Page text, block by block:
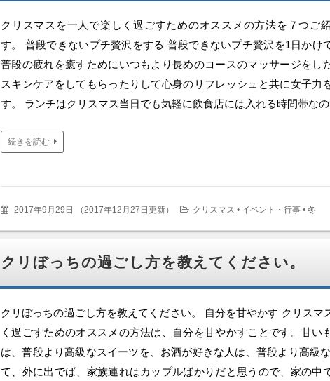
クリスマスを一人で楽しく過ごすためのオススメの方法を７つご
す。 普段できないプチ贅沢をする 普段できないプチ贅沢を1日かけ
普段の疲れを癒すためにいつもより長めのコースのマッサージをし
スキンケアをしてもらったりして心身のリフレッシュと共に女子力
す。 ランチはクリスマス当日でも気軽に飲食店には入れる時間帯な
続きを読む
2017年9月29日 （ 2017年12月27日更新） クリスマス • イベント・行事 • 冬
クリぼっちの過ごし方を教えてください。
クリぼっちの過ごし方を教えてください。 自分を甘やかす クリスマ
く過ごすためのオススメの方法は、自分を甘やかすことです。甘い
は、普段より高級なスイーツを、お酒が好きな人は、普段より高級
て、外に出でば、家族連れはカップルばかりだと思うので、家の中